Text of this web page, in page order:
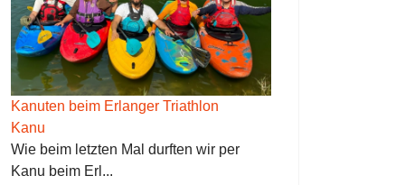
Kanuten beim Erlanger Triathlon
Kanu
Wie beim letzten Mal durften wir per
Kanu beim Erl...